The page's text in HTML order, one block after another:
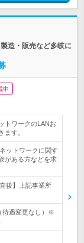
造・販売など多岐に
中
トワークのLANお
ます。
ットワークに関す
がある方などを求
後】上記事業所
待遇変更なし）※